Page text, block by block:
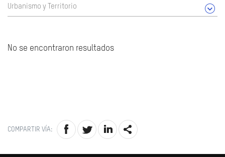
Urbanismo y Territorio
No se encontraron resultados
COMPARTIR VÍA: